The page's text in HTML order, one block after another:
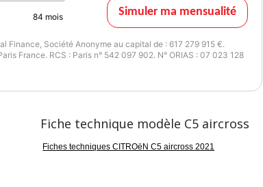
84 mois Simuler ma mensualité
Finance, Société Anonyme au capital de : 617 279 915 €.
France. RCS : Paris n° 542 097 902. N° ORIAS : 07 023 128
Fiche technique modèle C5 aircross
Fiches techniques CITROëN C5 aircross 2021